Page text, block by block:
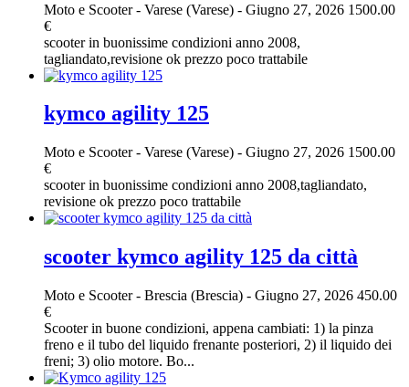
Moto e Scooter- Varese (Varese) - Giugno 27, 2026 1500.00
€
scooter in buonissime condizioni anno 2008,
tagliandato,revisione ok prezzo poco trattabile
kymco agility 125
Moto e Scooter- Varese (Varese) - Giugno 27, 2026 1500.00
€
scooter in buonissime condizioni anno 2008,tagliandato,
revisione ok prezzo poco trattabile
scooter kymco agility 125 da città
Moto e Scooter- Brescia (Brescia) - Giugno 27, 2026 450.00
€
Scooter in buone condizioni, appena cambiati: 1) la pinza
freno e il tubo del liquido frenante posteriori, 2) il liquido dei
freni; 3) olio motore. Bo...